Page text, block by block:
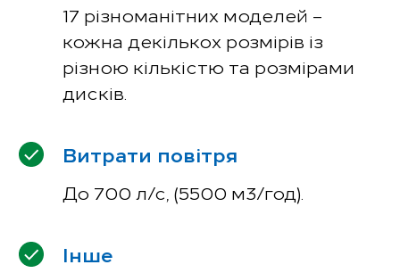
17 різноманітних моделей –
кожна декількох розмірів із
різною кількістю та розмірами
дисків.
Витрати повітря
До 700 л/с, (5500 м3/год).
Інше